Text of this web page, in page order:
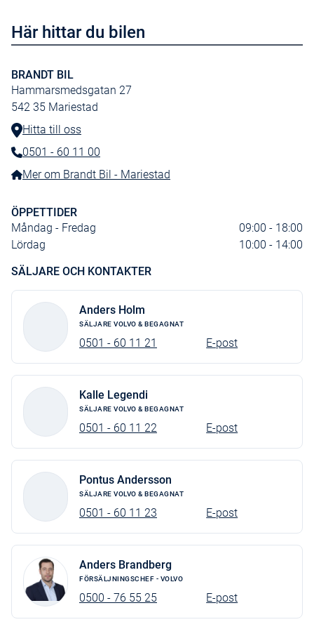
Sidokrockkuddar SIPS fram
Takrails integr svarta
Här hittar du bilen
BRANDT BIL
Hammarsmedsgatan 27
542 35 Mariestad
Hitta till oss
Telefonnummer:
0501 - 60 11 00
Mer om Brandt Bil - Mariestad
ÖPPETTIDER
Måndag - Fredag
09:00 - 18:00
Lördag
10:00 - 14:00
SÄLJARE OCH KONTAKTER
Anders Holm
SÄLJARE VOLVO & BEGAGNAT
0501 - 60 11 21 E-post
Kalle Legendi
SÄLJARE VOLVO & BEGAGNAT
0501 - 60 11 22 E-post
Pontus Andersson
SÄLJARE VOLVO & BEGAGNAT
0501 - 60 11 23 E-post
Anders Brandberg
FÖRSÄLJNINGSCHEF - VOLVO
0500 - 76 55 25 E-post